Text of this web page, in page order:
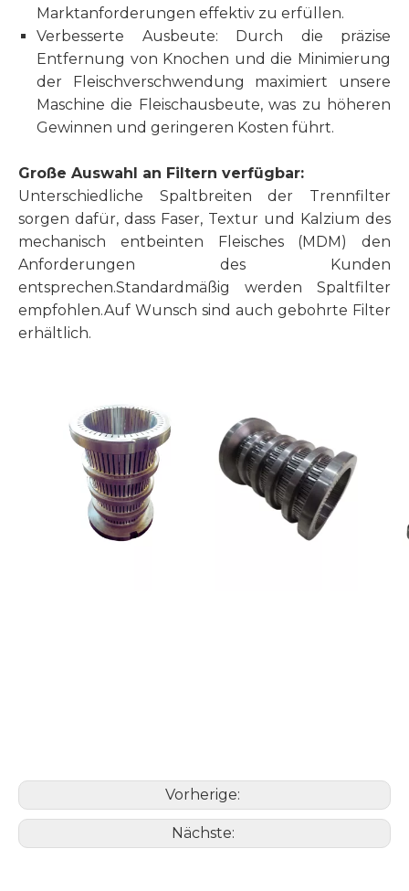
Marktanforderungen effektiv zu erfüllen.
Verbesserte Ausbeute: Durch die präzise
Entfernung von Knochen und die Minimierung
der Fleischverschwendung maximiert unsere
Maschine die Fleischausbeute, was zu höheren
Gewinnen und geringeren Kosten führt.
Große Auswahl an Filtern verfügbar:
Unterschiedliche Spaltbreiten der Trennfilter
sorgen dafür, dass Faser, Textur und Kalzium des
mechanisch entbeinten Fleisches (MDM) den
Anforderungen des Kunden
entsprechen.Standardmäßig werden Spaltfilter
empfohlen.Auf Wunsch sind auch gebohrte Filter
erhältlich.
Vorherige:
Nächste: